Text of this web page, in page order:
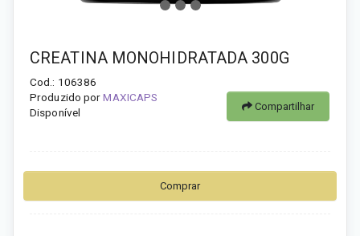
CREATINA MONOHIDRATADA 300G
Cod.: 106386
Produzido porMAXICAPS
Disponível
Compartilhar
Comprar